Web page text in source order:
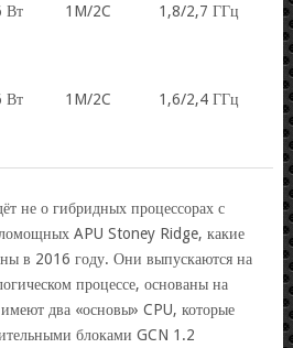
Вт 1M/2C 1,8/2,7 ГГц
Вт 1M/2C 1,6/2,4 ГГц
не о гибридных процессорах с
APU Stoney Ridge, какие
в 2016 году. Они выпускаются на
процессе, основаны на
два «основы» CPU, которые
блоками GCN 1.2